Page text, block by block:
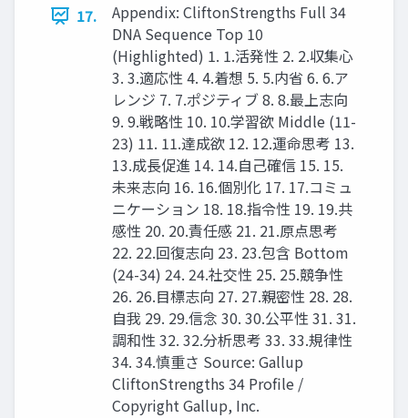
17.
Appendix: CliftonStrengths Full 34
DNA Sequence Top 10
(Highlighted) 1. 1.活発性 2. 2.収集心
3. 3.適応性 4. 4.着想 5. 5.内省 6. 6.ア
レンジ 7. 7.ポジティブ 8. 8.最上志向
9. 9.戦略性 10. 10.学習欲 Middle (11-
23) 11. 11.達成欲 12. 12.運命思考 13.
13.成長促進 14. 14.自己確信 15. 15.
未来志向 16. 16.個別化 17. 17.コミュ
ニケーション 18. 18.指令性 19. 19.共
感性 20. 20.責任感 21. 21.原点思考
22. 22.回復志向 23. 23.包含 Bottom
(24-34) 24. 24.社交性 25. 25.競争性
26. 26.目標志向 27. 27.親密性 28. 28.
自我 29. 29.信念 30. 30.公平性 31. 31.
調和性 32. 32.分析思考 33. 33.規律性
34. 34.慎重さ Source: Gallup
CliftonStrengths 34 Profile /
Copyright Gallup, Inc.